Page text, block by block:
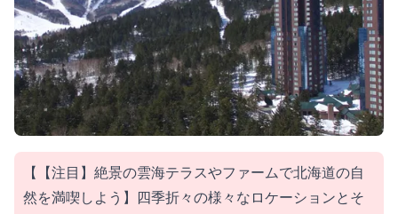
【【注目】絶景の雲海テラスやファームで北海道の自
然を満喫しよう】四季折々の様々なロケーションとそ